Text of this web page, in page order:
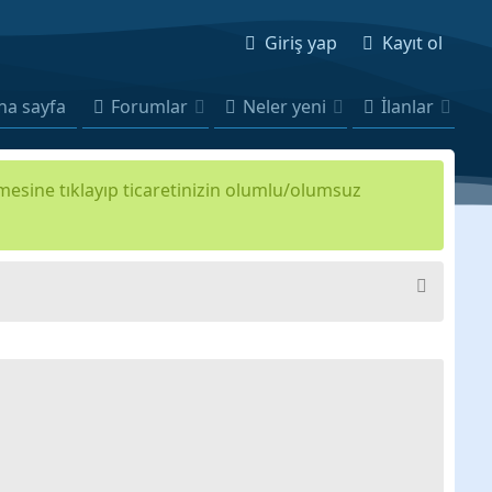
Giriş yap Kayıt ol
sayfa Forumlar Neler yeni İlanlar
tıklayıp ticaretinizin olumlu/olumsuz